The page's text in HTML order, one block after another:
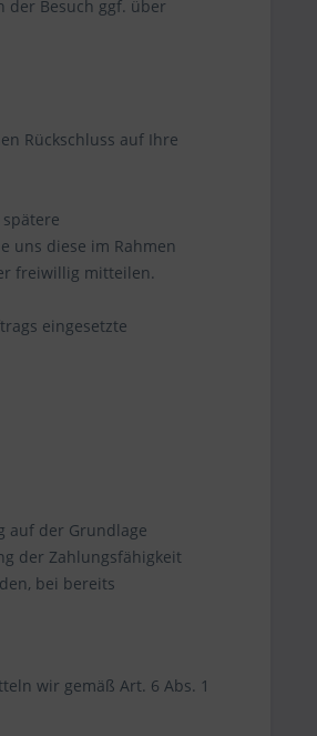
der Besuch ggf. über
Rückschluss auf Ihre
uns diese im Rahmen
freiwillig mitteilen.
eingesetzte
auf der Grundlage
der Zahlungsfähigkeit
bei bereits
wir gemäß Art. 6 Abs. 1